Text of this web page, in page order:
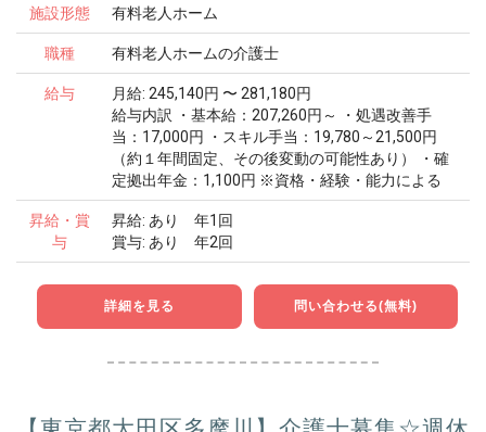
施設形態 有料老人ホーム
職種 有料老人ホームの介護士
給与
月給: 245,140円 〜 281,180円
給与内訳 ・基本給：207,260円～ ・処遇改善手
当：17,000円 ・スキル手当：19,780～21,500円
（約１年間固定、その後変動の可能性あり） ・確
定拠出年金：1,100円 ※資格・経験・能力による
昇給・賞
与
昇給: あり 年1回
賞与: あり 年2回
詳細を見る 問い合わせる(無料)